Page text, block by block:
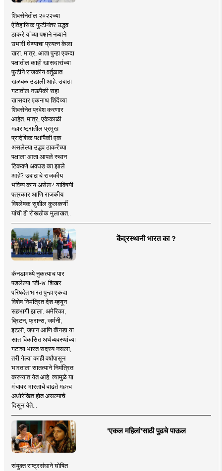
शिवसेनेतील २०२२च्या
ऐतिहासिक फुटीनंतर उद्धव
ठाकरे यांच्या पक्षाने नव्याने
उभारी घेण्याचा प्रयत्न केला
खरा. मात्र, आता पुन्हा एकदा
पक्षातील काही खासदारांच्या
फुटीने राजकीय वर्तुळात
खळबळ उडाली आहे. उबाठा
गटातील नऊपैकी सहा
खासदार एकनाथ शिंदेंच्या
शिवसेनेत प्रवेश करणार
आहेत. मात्र, एकेकाळी
महाराष्ट्रातील प्रमुख
प्रादेशिक पक्षांपैकी एक
असलेल्या उद्धव ठाकरेंच्या
पक्षाला आता आपले स्थान
टिकवणे अवघड का झाले
आहे? उबाठाचे राजकीय
भविष्य काय असेल? याविषयी
पत्रकार आणि राजकीय
विश्लेषक सुशील कुलकर्णी
यांची ही रोखठोक मुलाखत..
केंद्रस्थानी भारत का ?
कॅनडामध्ये नुकत्याच पार
पडलेल्या 'जी-७' शिखर
परिषदेत भारत पुन्हा एकदा
विशेष निमंत्रित देश म्हणून
सहभागी झाला. अमेरिका,
ब्रिटन, फ्रान्स, जर्मनी,
इटली, जपान आणि कॅनडा या
सात विकसित अर्थव्यवस्थांच्या
गटाचा भारत सदस्य नसला,
तरी गेल्या काही वर्षांपासून
भारताला सातत्याने निमंत्रित
करण्यात येत आहे. त्यामुळे या
मंचावर भारताचे वाढते महत्त्व
अधोरेखित होत असल्याचे
दिसून येते...
'एकल महिलां'साठी पुढचे पाऊल
संयुक्त राष्ट्रसंघाने घोषित